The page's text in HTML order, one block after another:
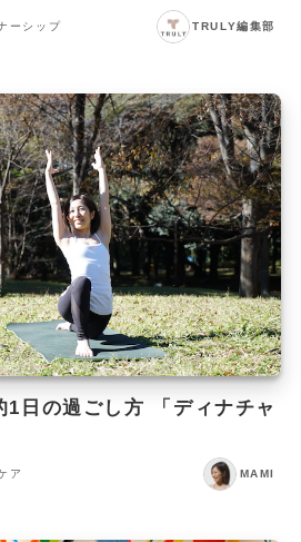
ーシップ TRULY編集部
1日の過ごし方 「ディナチャ
ア MAMI